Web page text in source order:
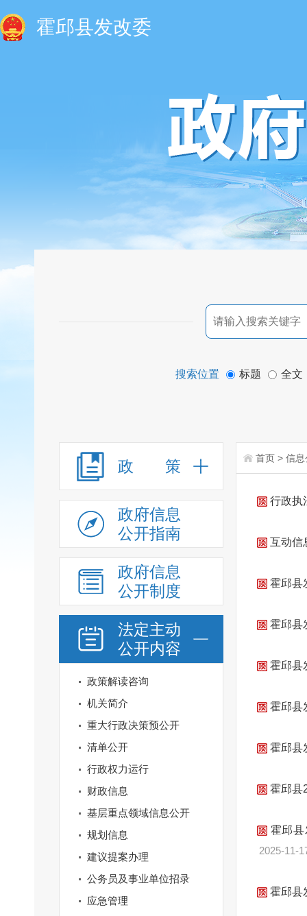
霍邱县发改委
搜索位置 标题 全文
政 策
政府信息
公开指南
政府信息
公开制度
法定主动
公开内容
政策解读咨询
机关简介
重大行政决策预公开
清单公开
行政权力运行
财政信息
基层重点领域信息公开
规划信息
建议提案办理
公务员及事业单位招录
应急管理
首页 > 信息
行政执
互动信
霍邱县
霍邱县
霍邱县
霍邱县
霍邱县
霍邱县
霍邱
2025-11-
霍邱县